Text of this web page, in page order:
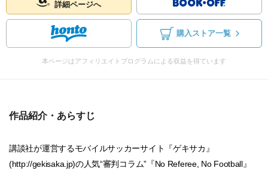
詳細ページへ
購入ストア一覧
本ページはアフィリエイトプログラムによる収益を得ています
作品紹介・あらすじ
講談社が運営するモバイルサッカーサイト『ゲキサカ』
(http://gekisaka.jp)の人気“審判コラム”『No Referee, No Football』